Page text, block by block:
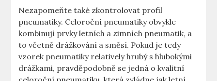
Nezapomeňte také zkontrolovat profil
pneumatiky. Celoroční pneumatiky obvykle
kombinují prvky letních a zimních pneumatik, a
to včetně drážkování a směsí. Pokud je tedy
vzorek pneumatiky relatively hrubý s hlubokými
drážkami, pravděpodobně se jedná o kvalitní